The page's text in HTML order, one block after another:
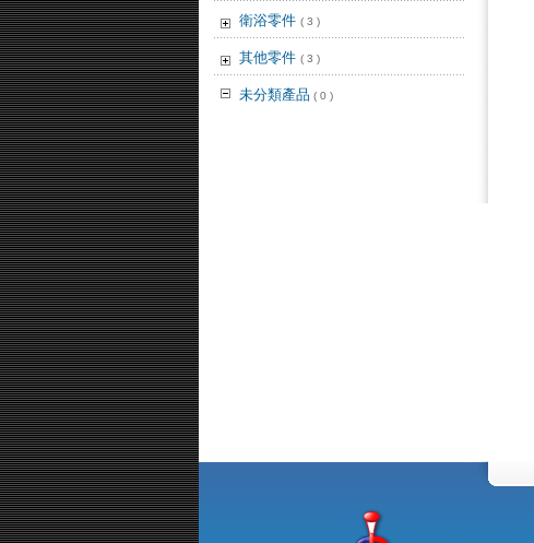
衛浴零件 ( 3 )
其他零件 ( 3 )
未分類產品 ( 0 )